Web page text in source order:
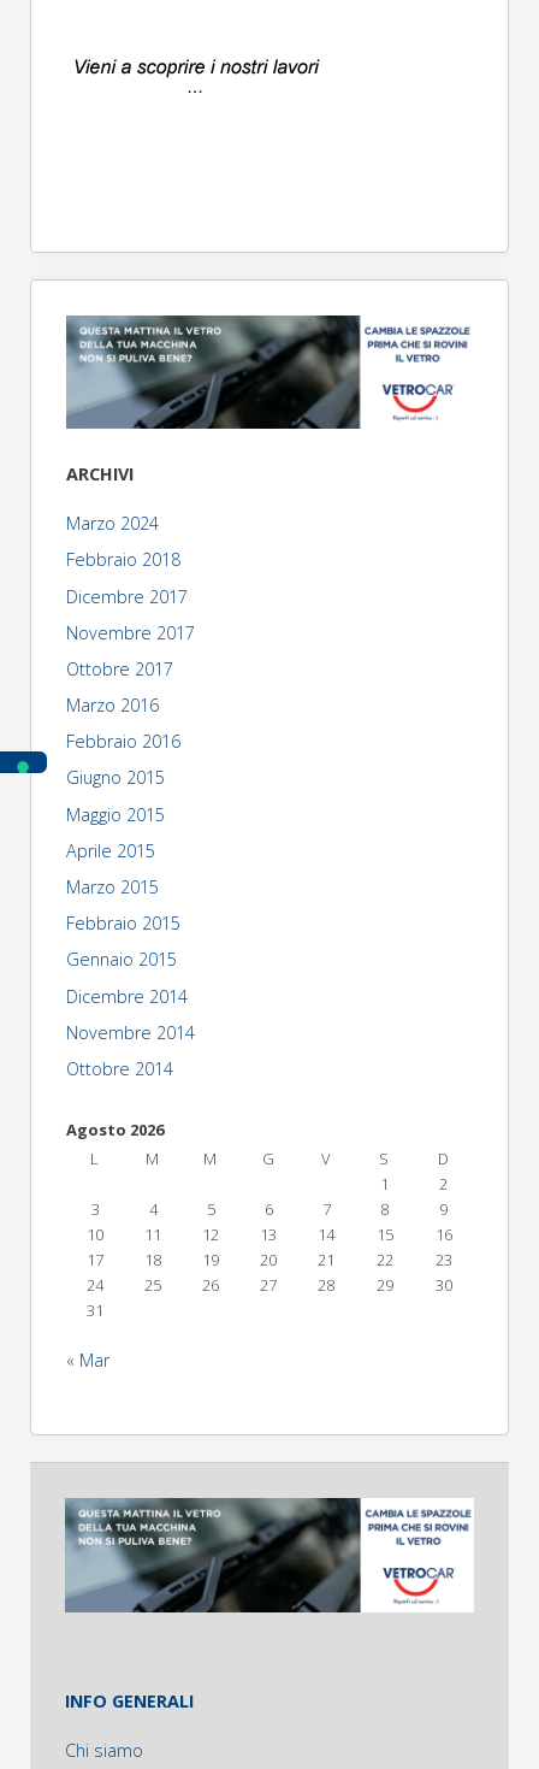
ARCHIVI
Marzo 2024
Febbraio 2018
Dicembre 2017
Novembre 2017
Ottobre 2017
Marzo 2016
Febbraio 2016
Giugno 2015
Maggio 2015
Aprile 2015
Marzo 2015
Febbraio 2015
Gennaio 2015
Dicembre 2014
Novembre 2014
Ottobre 2014
Agosto 2026
L
M M G V S
D
1
2
3
4 5 6 7 8
9
10
11 12 13 14 15
16
17
18 19 20 21 22
23
24
25 26 27 28 29
30
31
« Mar
INFO GENERALI
Chi siamo